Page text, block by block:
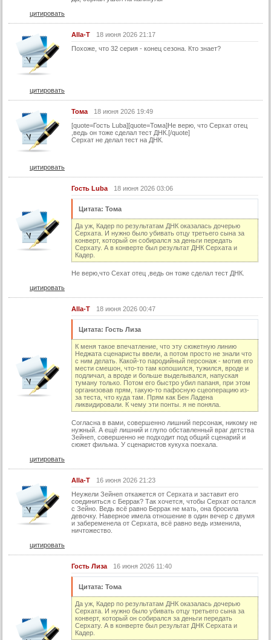
22 серия
22 серия (суб)
23 серия
23 серия (суб)
24 серия (суб)
25 серия
25 серия (суб)
26 серия
26 серия (суб)
28 серия
28 серия (суб)
30 серия
32 серия
32 серия (суб)
цитировать
Alla-T
18 июня 2026 21:17
Похоже, что 32 серия - конец сезона. Кто знает?
цитировать
Тома
18 июня 2026 19:49
[quote=Гость Luba][quote=Тома]Не верю, что Серхат отец
,ведь он тоже сделал тест ДНК.[/quote]
Серхат не делал тест на ДНК.
цитировать
Гость Luba 18 июня 2026 03:06
Цитата: Тома
Да уж, Кадер по результатам ДНК оказалась дочерью
Серхата. И нужно было убивать отцу третьего сына за
конверт, который он собирался за деньги передать
Серхату. А в конверте был результат ДНК Серхата и
Кадер.
Не верю,что Сехат отец ,ведь он тоже сделал тест ДНК.
цитировать
Alla-T 18 июня 2026 00:47
Цитата: Гость Лиза
К меня такое впечатление, что эту сюжетную линию
Неджата сценаристы ввели, а потом просто не знали что
с ним делать. Какой-то пародийный персонаж - мотив его
мести смешон, что-то там копошился, тужился, вроде и
подличал, а вроде и больше выделывался, напуская
туману только. Потом его быстро убил папаня, при этом
организовав прям, такую-то пафосную сцеоперацию из-
за теста, что куда там. Прям как Бен Ладена
ликвидировали. К чему эти понты. я не поняла.
Согласна в вами, совершенно лишний персонаж, никому не
нужный. А ещё лишний и глупо обставленный враг детства
Зейнеп, совершенно не подходит под общий сценарий и
сюжет фильма. У сценаристов кукуха поехала.
цитировать
Alla-T
16 июня 2026 21:23
Неужели Зейнеп откажется от Серхата и заставит его
соединиться с Беррак? Так хочется, чтобы Серхат остался
с Зейно. Ведь всё равно Беррак не мать, она бросила
девочку. Наверное имела отношение в один вечер с двумя
и забеременела от Серхата, всё равно ведь изменила,
ничтожество.
цитировать
Гость Лиза 16 июня 2026 11:40
Цитата: Тома
Да уж, Кадер по результатам ДНК оказалась дочерью
Серхата. И нужно было убивать отцу третьего сына за
конверт, который он собирался за деньги передать
Серхату. А в конверте был результат ДНК Серхата и
Кадер.